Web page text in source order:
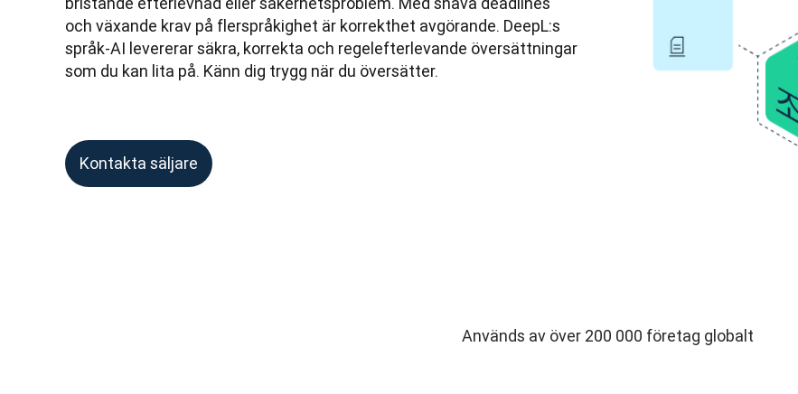
och växande krav på flerspråkighet är korrekthet avgörande. DeepL:s
språk-AI levererar säkra, korrekta och regelefterlevande översättningar
som du kan lita på. Känn dig trygg när du översätter.
Kontakta säljare
Används av över 200 000 företag globalt